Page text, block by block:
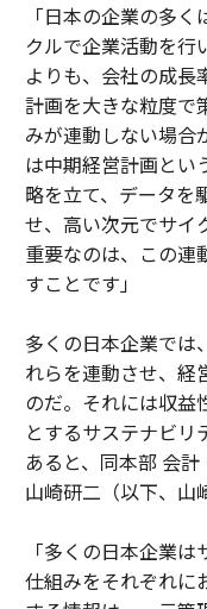
「日本の企業の多
クルで企業活動を行
よりも、会社の成長
計画を大きな粒度で
みが連動しない場合
は中期経営計画とい
略を立て、データを
せ、高い次元でサイ
重要なのは、この連
すことです」
多くの日本企業では
れらを連動させ、経
のだ。それには収益
とするサステナビリ
あると、同本部 会
山崎研二（以下、山
「多くの日本企業
仕組みをそれぞれに